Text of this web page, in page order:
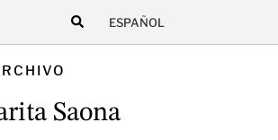
ESPAÑOL
Saona